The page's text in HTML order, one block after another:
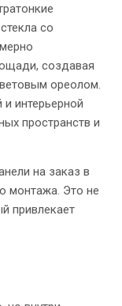
со
создавая
ореолом.
интерьерной
пространств и
на заказ в
монтажа. Это не
привлекает